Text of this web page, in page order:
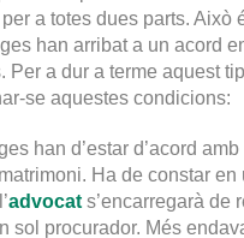
a totes dues parts. Això
han arribat a un acord
Per a dur a terme aquest
se aquestes condicions:
han d’estar d’acord amb
Ha de constar en
advocat s’encarregarà de
sol procurador. Més